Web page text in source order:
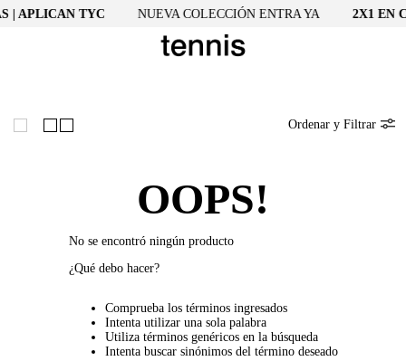
| APLICAN TYC NUEVA COLECCIÓN ENTRA YA 2X1 EN
Ordenar y Filtrar
OOPS!
No se encontró ningún producto
¿Qué debo hacer?
Comprueba los términos ingresados
Intenta utilizar una sola palabra
Utiliza términos genéricos en la búsqueda
Intenta buscar sinónimos del término deseado